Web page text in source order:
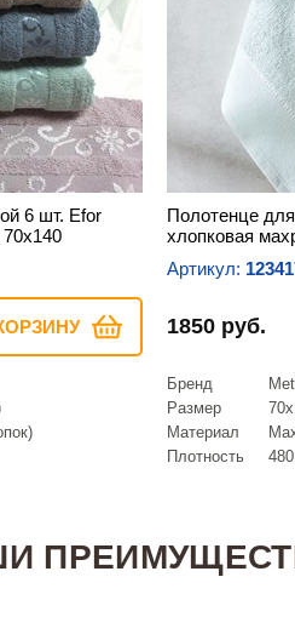
6 шт. Efor
Полотенце
хлопковая
Артикул:
1850 руб.
Бренд
Размер
Материал
Плотность